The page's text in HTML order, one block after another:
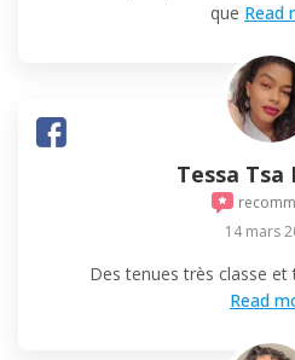
que Read
Tessa Tsa
14 mars
Des tenues très classe et
Read